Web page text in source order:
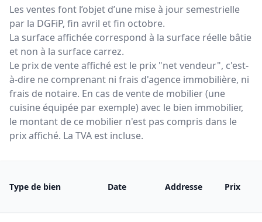
Les ventes font l’objet d’une mise à jour semestrielle
par la DGFiP, fin avril et fin octobre.
La surface affichée correspond à la surface réelle bâtie
et non à la surface carrez.
Le prix de vente affiché est le prix "net vendeur", c'est-
à-dire ne comprenant ni frais d'agence immobilière, ni
frais de notaire. En cas de vente de mobilier (une
cuisine équipée par exemple) avec le bien immobilier,
le montant de ce mobilier n'est pas compris dans le
prix affiché. La TVA est incluse.
Type de bien Date Addresse Prix